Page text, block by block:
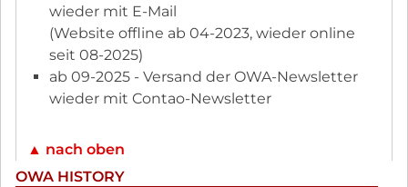
wieder mit E-Mail
(Website offline ab 04-2023, wieder online
seit 08-2025)
ab 09-2025 - Versand der OWA-Newsletter
wieder mit Contao-Newsletter
▲ nach oben
OWA HISTORY